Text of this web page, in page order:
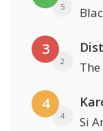
5
3
2
4
4 Si